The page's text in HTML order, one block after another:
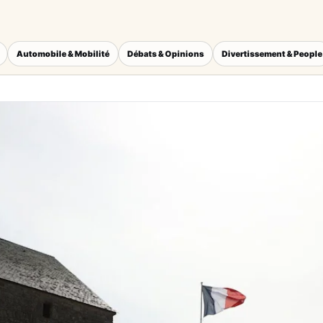
Automobile & Mobilité Débats & Opinions Divertissement & People